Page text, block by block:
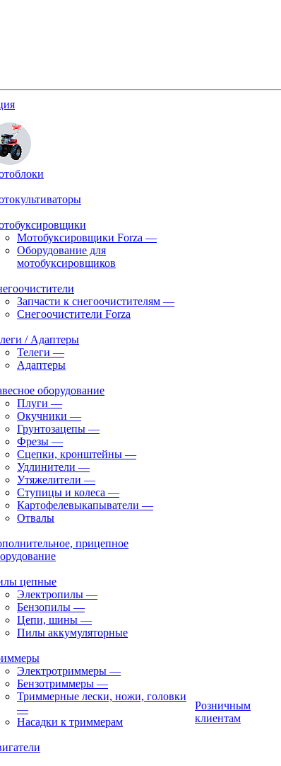
Мотобуксировщики Forza —
Оборудование для
мотобуксировщиков
Запчасти к снегоочистителям —
Снегоочистители Forza
/ Адаптеры
Телеги —
Адаптеры
оборудование
Плуги —
Окучники —
Грунтозацепы —
Фрезы —
Сцепки, кронштейны —
Удлинители —
Утяжелители —
Ступицы и колеса —
Картофелевыкапыватели —
Отвалы
прицепное
цепные
Электропилы —
Бензопилы —
Цепи, шины —
Пилы аккумуляторные
Электротриммеры —
Бензотриммеры —
Триммерные лески, ножи, головки
—
Насадки к триммерам
Розничным
клиентам